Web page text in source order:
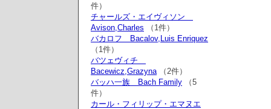
件）
チャールズ・エイヴィソン
Avison,Charles （1件）
バカロフ Bacalov,Luis Enriquez
（1件）
バツェヴィチ
Bacewicz,Grazyna（2件）
バッハ一族 Bach Family （5
件）
カール・フィリップ・エマヌエ